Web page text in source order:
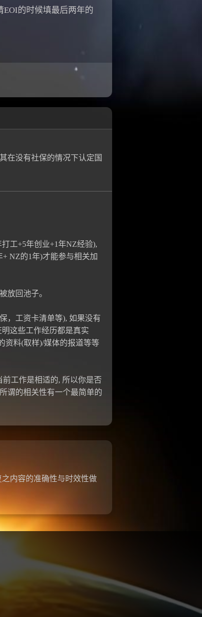
的时候填最后两年的
在没有社保的情况下认定国
工+5年创业+1年NZ经验),
NZ的1年)才能参与相关加
放回池子。
，工资卡清单等), 如果没有
这些工作经历都是真实
资料(取样)/媒体的报道等等
工作是相适的, 所以你是否
谓的相关性有一个最简单的
内容的准确性与时效性做